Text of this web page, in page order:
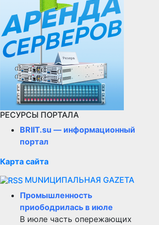
РЕСУРСЫ ПОРТАЛА
BRIIT.su — информационный
портал
Карта сайта
MUNИЦИПАЛЬНАЯ GAZЕТА
Промышленность
приободрилась в июле
В июле часть опережающих